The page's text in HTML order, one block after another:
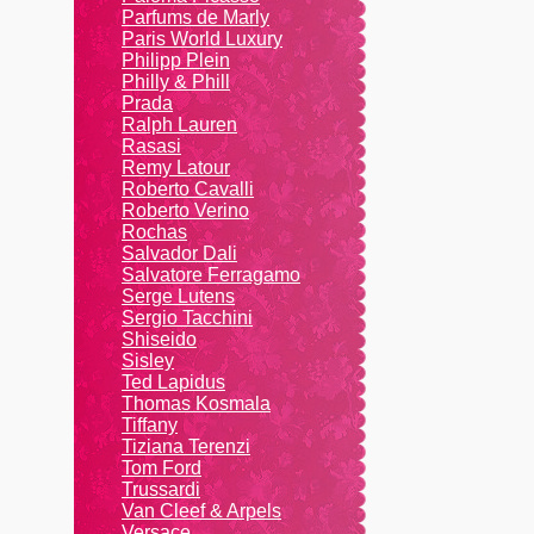
Parfums de Marly
Paris World Luxury
Philipp Plein
Philly & Phill
Prada
Ralph Lauren
Rasasi
Remy Latour
Roberto Cavalli
Roberto Verino
Rochas
Salvador Dali
Salvatore Ferragamo
Serge Lutens
Sergio Tacchini
Shiseido
Sisley
Ted Lapidus
Thomas Kosmala
Tiffany
Tiziana Terenzi
Tom Ford
Trussardi
Van Cleef & Arpels